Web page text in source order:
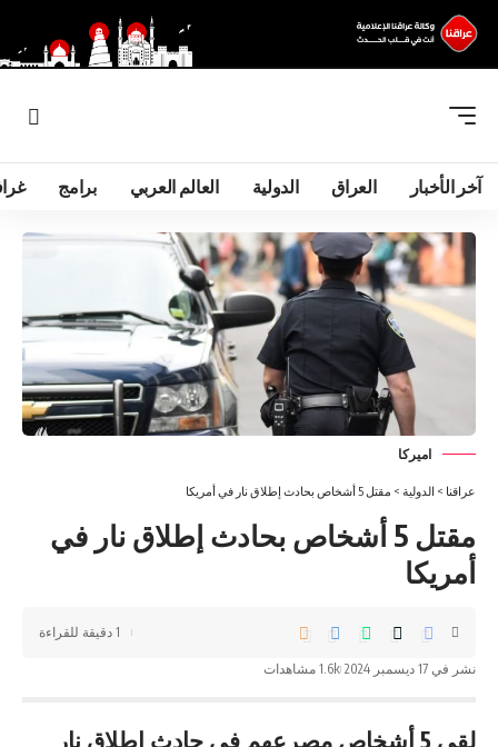
آخر الأخبار العراق الدولية العالم العربي برامج
امیرکا
عراقنا > الدولية > مقتل 5 أشخاص بحادث إطلاق نار في أمريكا
مقتل 5 أشخاص بحادث إطلاق نار في
أمريكا
نشر في 17 ديسمبر 2024 1.6k مشاهدات
1 دقيقة للقراءة
لقي 5 أشخاص مصرعهم في حادث إطلاق نار